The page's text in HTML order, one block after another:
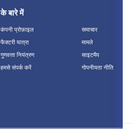
के बारे में
कंपनी प्रोफ़ाइल
फैक्टरी यात्रा
गुणवत्ता नियंत्रण
हमसे संपर्क करें
समाचार
मामले
साइटमैप
गोपनीयता नीति